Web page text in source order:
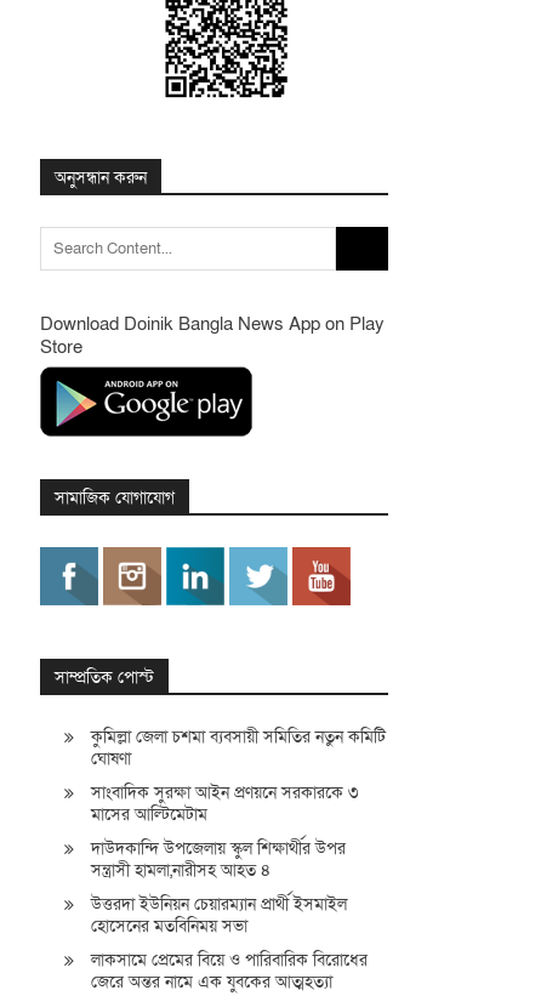
অনুসন্ধান করুন
for:
Download Doinik Bangla News App on Play
Store
সামাজিক যোগাযোগ
সাম্প্রতিক পোস্ট
কুমিল্লা জেলা চশমা ব্যবসায়ী সমিতির নতুন কমিটি
ঘোষণা
সাংবাদিক সুরক্ষা আইন প্রণয়নে সরকারকে ৩
মাসের আল্টিমেটাম
দাউদকান্দি উপজেলায় স্কুল শিক্ষার্থীর উপর
সন্ত্রাসী হামলা,নারীসহ আহত ৪
উত্তরদা ইউনিয়ন চেয়ারম্যান প্রার্থী ইসমাইল
হোসেনের মতবিনিময় সভা
লাকসামে প্রেমের বিয়ে ও পারিবারিক বিরোধের
জেরে অন্তর নামে এক যুবকের আত্মহত্যা